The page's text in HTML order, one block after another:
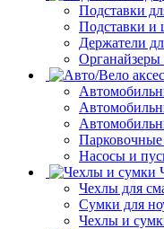
Подставки
Подставки и
Держатели
Органайзеры
Парковочные
Насосы и
Чехлы для
Сумки для
Чехлы и